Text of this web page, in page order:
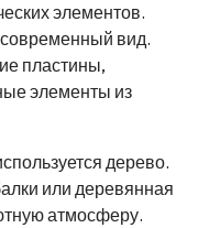
элементов.
вид.
пластины,
элементы из
дерево.
или деревянная
атмосферу.